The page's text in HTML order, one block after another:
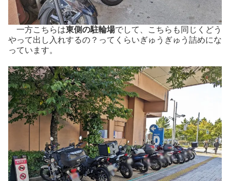
一方こちらは東側の駐輪場でして、こちらも同じくどう
やって出し入れするの？ってくらいぎゅうぎゅう詰めにな
っています。